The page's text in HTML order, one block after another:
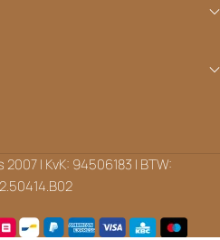
2007 | KvK: 94506183 | BTW: